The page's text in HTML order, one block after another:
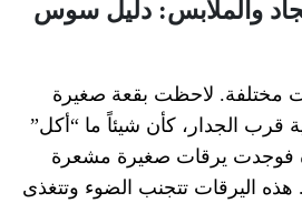
والملابس: دليل سوس
مختلفة. لاحظت بقعة صغيرة
قرب الجدار، كأن شيئاً ما “أكل”
فوجدت يرقات صغيرة مشعرة
هذه اليرقات تتجنب الضوء وتتغذى